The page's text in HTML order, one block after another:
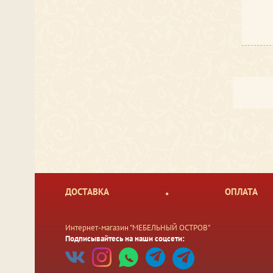
ДОСТАВКА ОПЛАТА
Интернет-магазин "МЕБЕЛЬНЫЙ ОСТРОВ"
Подписывайтесь на наши соцсети: